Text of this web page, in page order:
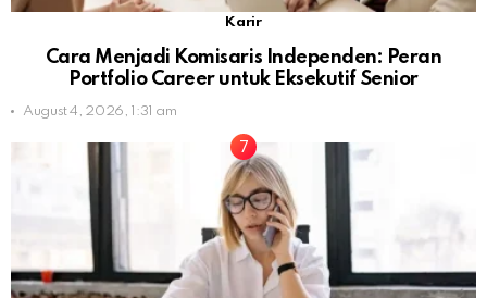
Karir
Cara Menjadi Komisaris Independen: Peran
Portfolio Career untuk Eksekutif Senior
August 4, 2026, 1:31 am